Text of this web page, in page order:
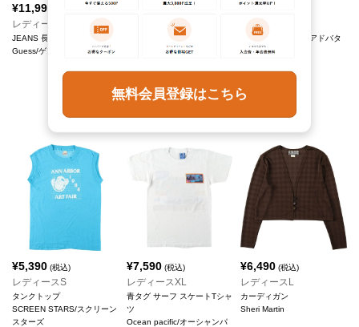
¥11,990
レディースM
JEANS 長袖 レーヨンシャツ
Guess/ゲス
(税込)
REVERSE WEAVE リバース
ウィーブ LANDS'END ラン
ズエンド カレッジ スウェッ
¥6,490
レディースL
Santora's Pizzeria アドバタ
イジングTシャツ
¥5,390 (税込)
レディースS
タンクトップ
SCREEN STARS/スクリーン
スターズ
¥7,590(税込)
レディースXL
青タグ サーフ スケートTシャ
ツ
Ocean pacific/オーシャンパ
¥6,490 (税込)
レディースL
カーディガン
Sheri Martin
無料会員登録はこちら